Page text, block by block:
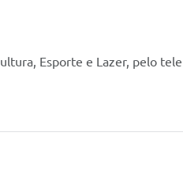
Esporte e Lazer, pelo